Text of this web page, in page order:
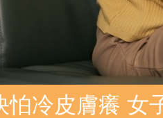
怕冷皮膚癢 女